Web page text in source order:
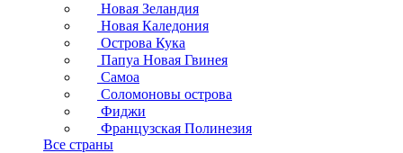
Новая Зеландия
Новая Каледония
Острова Кука
Папуа Новая Гвинея
Самоа
Соломоновы острова
Фиджи
Французская Полинезия
Все страны